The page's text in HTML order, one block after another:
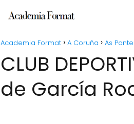
Academia Format A Coruña As
CLUB DEPORTIVO AS PONTES - Club en As Pontes
de García